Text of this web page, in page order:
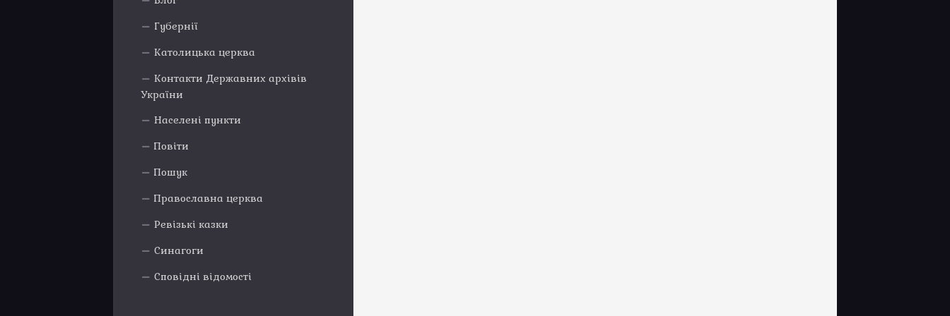
Губернії
Католицька церква
Контакти Державних архівів
України
Населені пункти
Повіти
Пошук
Православна церква
Ревізькі казки
Синагоги
Сповідні відомості